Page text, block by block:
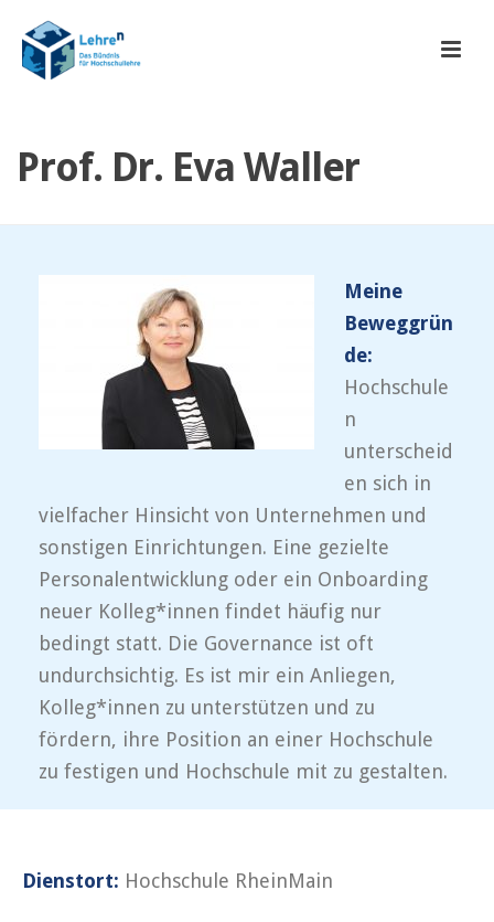
Prof. Dr. Eva Waller
Meine
Beweggrün
de:
Hochschule
n
unterscheid
en sich in
vielfacher Hinsicht von Unternehmen und
sonstigen Einrichtungen. Eine gezielte
Personalentwicklung oder ein Onboarding
neuer Kolleg*innen findet häufig nur
bedingt statt. Die Governance ist oft
undurchsichtig. Es ist mir ein Anliegen,
Kolleg*innen zu unterstützen und zu
fördern, ihre Position an einer Hochschule
zu festigen und Hochschule mit zu gestalten.
Dienstort: Hochschule RheinMain